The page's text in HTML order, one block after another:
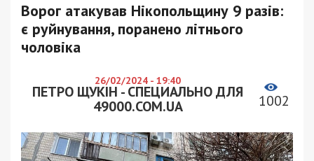
Ворог атакував Нікопольщину 9 разів:
є руйнування, поранено літнього
чоловіка
26/02/2024 - 19:40
ПЕТРО ЩУКІН - СПЕЦИАЛЬНО ДЛЯ
49000.COM.UA
1002